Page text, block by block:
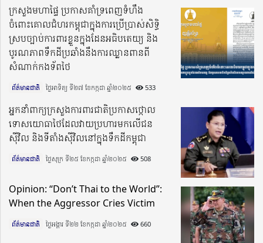
ក្រសួងមហាផ្ទៃ ប្រកាសគាំទ្រពេញទំហឹង
ចំពោះគោលជំហរកម្ពុជាក្នុងការប្រើប្រាស់សិទ្ធិ
ស្របច្បាប់ការពារខ្លួនក្នុងដែនអធិបតេយ្យ និង
បូរណភាពទឹកដីប្រឆាំងនឹងការឈ្លានពានពី
សំណាក់កងទ័ពថៃ
ព័ត៌មានជាតិ ថ្ងៃអាទិត្យ ទី២៧ ខែកក្កដា ឆ្នាំ២០២៥​ 533
អ្នកនាំពាក្យក្រសួងការពារជាតិប្រកាសថ្កោល
ទោសយោធាថៃដែលវាយប្រហារមកលើជន
ស៊ីវិល និងទីតាំងស៊ីវិលនៅក្នុងទឹកដីកម្ពុជា
ព័ត៌មានជាតិ ថ្ងៃសុក្រ ទី២៥ ខែកក្កដា ឆ្នាំ២០២៥​ 508
Opinion: “Don’t Thai to the World”:
When the Aggressor Cries Victim
ព័ត៌មានជាតិ ថ្ងៃអង្គារ ទី២២ ខែកក្កដា ឆ្នាំ២០២៥​ 660